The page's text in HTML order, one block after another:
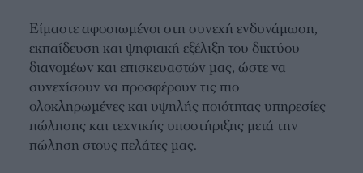
Είμαστε αφοσιωμένοι στη συνεχή ενδυνάμωση,
εκπαίδευση και ψηφιακή εξέλιξη του δικτύου
διανομέων και επισκευαστών μας, ώστε να
συνεχίσουν να προσφέρουν τις πιο
ολοκληρωμένες και υψηλής ποιότητας υπηρεσίες
πώλησης και τεχνικής υποστήριξης μετά την
πώληση στους πελάτες μας.